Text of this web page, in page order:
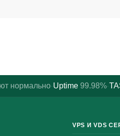
нормально·Uptime 99.98%·
VPS И VDS